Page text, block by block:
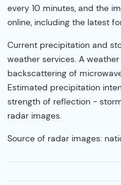
every 10 minutes, and the
online, including the latest
Current precipitation and
weather services. A
backscattering of
Estimated precipitation
strength of reflection -
radar images.
Source of radar images: